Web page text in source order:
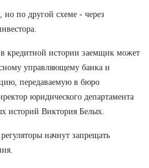
но по другой схеме - через
кредитной истории заемщик может
управляющему банка и
передаваемую в бюро
юридического департамента
историй Виктория Белых.
начнут запрещать